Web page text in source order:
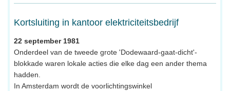
Kortsluiting in kantoor elektriciteitsbedrijf
22 september 1981
Onderdeel van de tweede grote 'Dodewaard-gaat-dicht'-
blokkade waren lokale acties die elke dag een ander thema
hadden.
In Amsterdam wordt de voorlichtingswinkel